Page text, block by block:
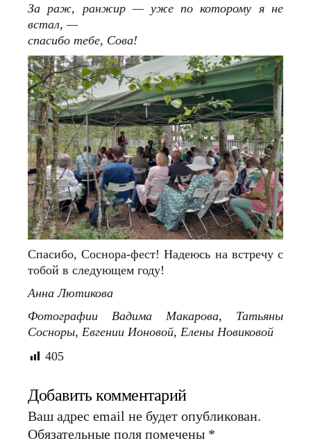
За раж, ранжир — уже по которому я не
встал, —
спасибо тебе, Сова!
Спасибо, Соснора-фест! Надеюсь на встречу с
тобой в следующем году!
Анна Лютикова
Фотографии Вадима Макарова, Татьяны
Сосноры, Евгении Ионовой, Елены Новиковой
405
Добавить комментарий
Ваш адрес email не будет опубликован.
Обязательные поля помечены *